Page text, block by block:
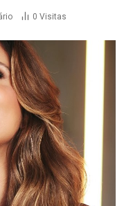
0 Visitas